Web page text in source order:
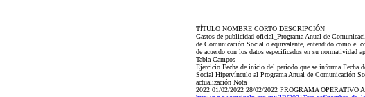
TÍTULO NOMBRE CORTO DESCRIPCIÓN
Gastos de publicidad oficial_Programa Anual de
de Comunicación Social o equivalente, entendido como el
de acuerdo con los datos especificados en su normatividad
Tabla Campos
Ejercicio Fecha de inicio del periodo que se informa Fecha
Social Hipervínculo al Programa Anual de Comunicación
actualización Nota
2022 01/02/2022 28/02/2022 PROGRAMA